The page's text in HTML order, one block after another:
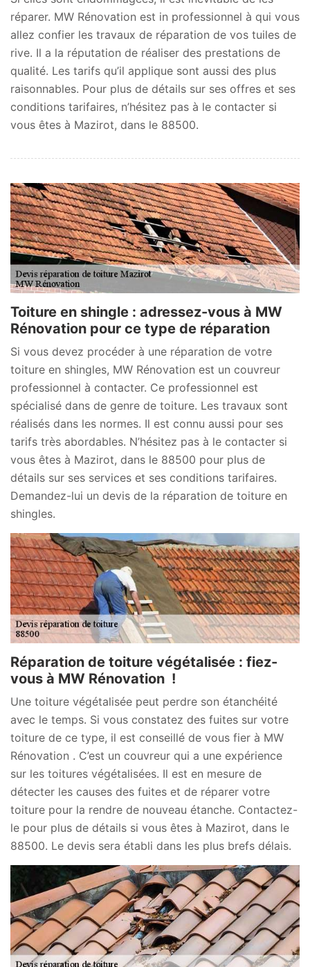
réparer. MW Rénovation est in professionnel à qui vous
allez confier les travaux de réparation de vos tuiles de
rive. Il a la réputation de réaliser des prestations de
qualité. Les tarifs qu’il applique sont aussi des plus
raisonnables. Pour plus de détails sur ses offres et ses
conditions tarifaires, n’hésitez pas à le contacter si
vous êtes à Mazirot, dans le 88500.
Toiture en shingle : adressez-vous à MW
Rénovation pour ce type de réparation
Si vous devez procéder à une réparation de votre
toiture en shingles, MW Rénovation est un couvreur
professionnel à contacter. Ce professionnel est
spécialisé dans de genre de toiture. Les travaux sont
réalisés dans les normes. Il est connu aussi pour ses
tarifs très abordables. N’hésitez pas à le contacter si
vous êtes à Mazirot, dans le 88500 pour plus de
détails sur ses services et ses conditions tarifaires.
Demandez-lui un devis de la réparation de toiture en
shingles.
Réparation de toiture végétalisée : fiez-
vous à MW Rénovation !
Une toiture végétalisée peut perdre son étanchéité
avec le temps. Si vous constatez des fuites sur votre
toiture de ce type, il est conseillé de vous fier à MW
Rénovation . C’est un couvreur qui a une expérience
sur les toitures végétalisées. Il est en mesure de
détecter les causes des fuites et de réparer votre
toiture pour la rendre de nouveau étanche. Contactez-
le pour plus de détails si vous êtes à Mazirot, dans le
88500. Le devis sera établi dans les plus brefs délais.